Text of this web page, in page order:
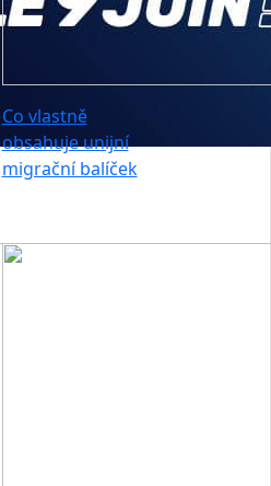
Co vlastně
obsahuje unijní
migrační balíček